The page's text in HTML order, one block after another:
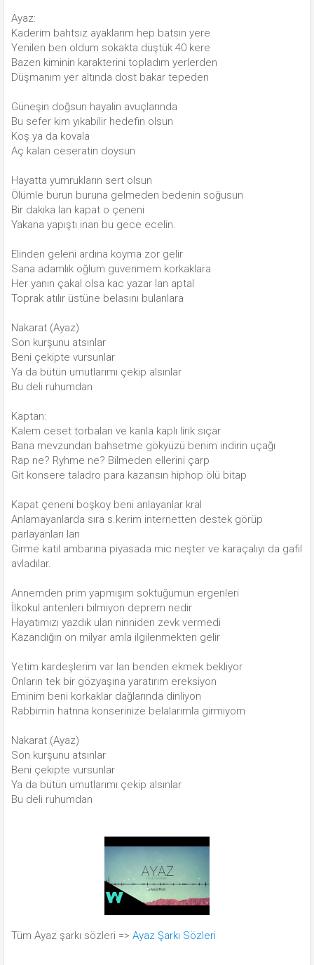
Ayaz:
Kaderim bahtsız ayaklarım hep batsın yere
Yenilen ben oldum sokakta düştük 40 kere
Bazen kiminin karakterini topladım yerlerden
Düşmanım yer altında dost bakar tepeden
Güneşin doğsun hayalin avuçlarında
Bu sefer kim yıkabilir hedefin olsun
Koş ya da kovala
Aç kalan ceseratin doysun
Hayatta yumrukların sert olsun
Ölümle burun buruna gelmeden bedenin soğusun
Bir dakika lan kapat o çeneni
Yakana yapıştı inan bu gece ecelin.
Elinden geleni ardına koyma zor gelir
Sana adamlık oğlum güvenmem korkaklara
Her yanın çakal olsa kac yazar lan aptal
Toprak atılır üstüne belasını bulanlara
Nakarat (Ayaz)
Son kurşunu atsınlar
Beni çekipte vursunlar
Ya da bütün umutlarımı çekip alsınlar
Bu deli ruhumdan
Kaptan:
Kalem ceset torbaları ve kanla kaplı lirik sıçar
Bana mevzundan bahsetme gökyüzü benim indirin uçağı
Rap ne? Ryhme ne? Bilmeden ellerini çarp
Git konsere taladro para kazansın hiphop ölü bitap
Kapat çeneni boşkoy beni anlayanlar kral
Anlamayanlarda sıra s.kerim internetten destek görüp
parlayanları lan
Girme katil ambarına piyasada mic neşter ve karaçalıyı da gafil
avladılar.
Annemden prim yapmışım soktuğumun ergenleri
İlkokul antenleri bilmiyon deprem nedir
Hayatımızı yazdık ulan ninniden zevk vermedi
Kazandığın on milyar amla ilgilenmekten gelir
Yetim kardeşlerim var lan benden ekmek bekliyor
Onların tek bir gözyaşına yaratırım ereksiyon
Eminim beni korkaklar dağlarında dinliyon
Rabbimin hatrına konserinize belalarımla girmiyom
Nakarat (Ayaz)
Son kurşunu atsınlar
Beni çekipte vursunlar
Ya da bütün umutlarımı çekip alsınlar
Bu deli ruhumdan
Tüm Ayaz şarkı sözleri => Ayaz Şarkı Sözleri